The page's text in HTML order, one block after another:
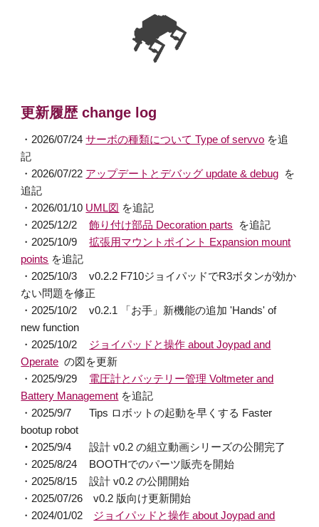
更新履歴 change log
・2026/07/24サーボの種類について Type of servvo を追
記
・2026/07/22 アップデートとデバッグ update & debug
を
追記
・2026/01/10 UML図 を追記
・2025/12/2
飾り付け部品 Decoration parts を追記
・2025/10/9
拡張用マウントポイント Expansion mount
points を追記
・2025/10/3 v0.2.2 F710ジョイパッドでR3ボタンが効か
ない問題を修正
・2025/10/2
v0.2.1 「お手」新機能の追加 'Hands' of
new function
・2025/10/2
ジョイパッドと操作 about Joypad and
Operate の図 を更新
・2025/9/29
電圧計とバッテリー管理 Voltmeter and
Battery Management を追記
・2025/9/7
Tips ロボットの起動を早くする Faster
bootup robot
・2025/9/4 設計 v0.2 の組立動画シリーズの公開完了
・2025/8/24
BOOTHでのパーツ販売を開始
・2025/8/15
設計 v0.2 の公開開始
・2025/07/26 v0.2 版向け更新開始
・2024/01/02 ジョイパッドと操作 about Joypad and